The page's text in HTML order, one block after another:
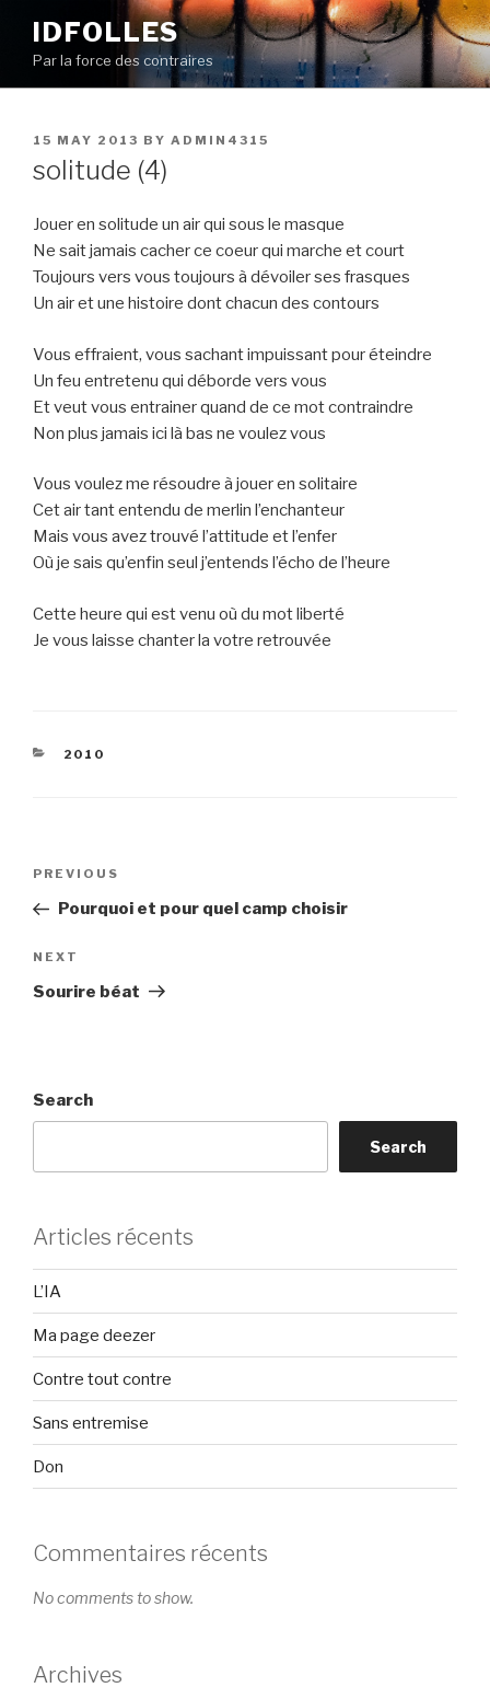
content
IDFOLLES
Par la force des contraires
POSTED
15 MAY 2013 BY ADMIN4315
solitude (4)
Jouer en solitude un air qui sous le masque
Ne sait jamais cacher ce coeur qui marche et court
Toujours vers vous toujours à dévoiler ses frasques
Un air et une histoire dont chacun des contours
Vous effraient, vous sachant impuissant pour éteindre
Un feu entretenu qui déborde vers vous
Et veut vous entrainer quand de ce mot contraindre
Non plus jamais ici là bas ne voulez vous
Vous voulez me résoudre à jouer en solitaire
Cet air tant entendu de merlin l’enchanteur
Mais vous avez trouvé l’attitude et l’enfer
Où je sais qu’enfin seul j’entends l’écho de l’heure
Cette heure qui est venu où du mot liberté
Je vous laisse chanter la votre retrouvée
CATEGORIES
2010
Previous
Post
PREVIOUS
Pourquoi et pour quel camp choisir
Next
Post
NEXT
Sourire béat
Search
Search
Articles récents
L’IA
Ma page deezer
Contre tout contre
Sans entremise
Don
Commentaires récents
No comments to show.
Archives